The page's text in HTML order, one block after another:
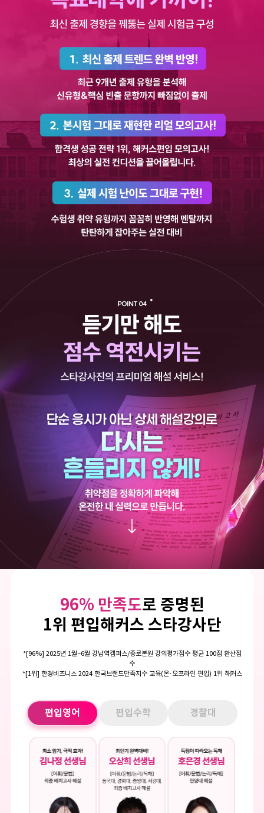
96% 만족도로 증명된
1위 편입해커스 스타강사단
*[96%] 2025년 1월~6월 강남역캠퍼스/종로본원 강의평가점수 평균 100점 환산점
수
*[1위] 한경비즈니스 2024 한국브랜드만족지수 교육(온·오프라인 편입) 1위 해커스
편입영어 편입수학 경찰대